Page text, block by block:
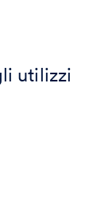
utilizzi